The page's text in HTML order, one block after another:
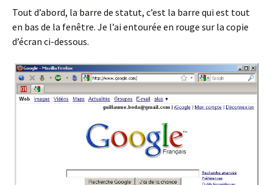
Tout d’abord, la barre de statut, c’est la barre qui est tout
en bas de la fenêtre. Je l’ai entourée en rouge sur la copie
d’écran ci-dessous.